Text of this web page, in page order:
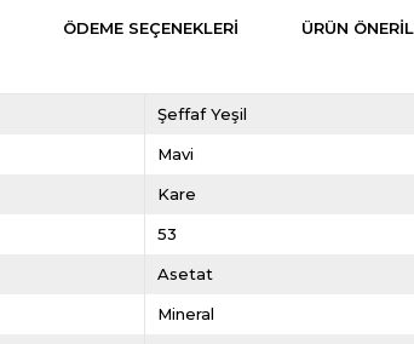
ÖDEME SEÇENEKLERI ÜRÜN
Şeffaf Yeşil
Mavi
Kare
53
Asetat
Mineral